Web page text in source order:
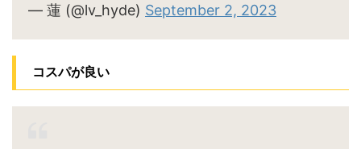
— 蓮 (@lv_hyde) September 2, 2023
コスパが良い